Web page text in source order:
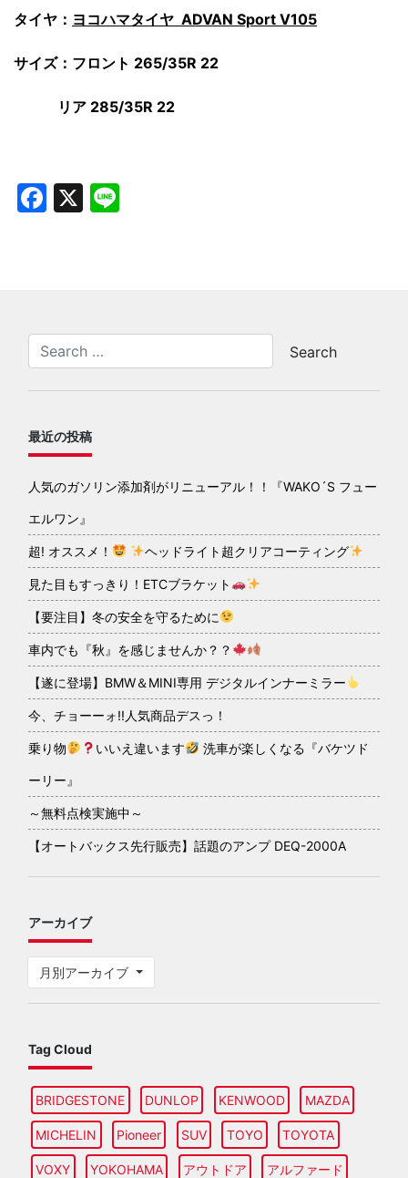
タイヤ： ヨコハマタイヤ ADVAN Sport V105
サイズ：フロント 265/35R 22
リア 285/35R 22
Facebook
X
最近の投稿
人気のガソリン添加剤がリニューアル！！『WAKO´S フュー
エルワン』
超! オススメ！ ヘッドライト超クリアコーティング
見た目もすっきり！ETCブラケット
【要注目】冬の安全を守るために
車内でも『秋』を感じませんか？？
【遂に登場】BMW＆MINI専用 デジタルインナーミラー
今、チョーーォ!!人気商品デスっ！
乗り物 いいえ違います 洗車が楽しくなる『バケツド
ーリー』
～無料点検実施中～
【オートバックス先行販売】話題のアンプ DEQ-2000A
アーカイブ
月別アーカイブ
Tag Cloud
BRIDGESTONE DUNLOP KENWOOD MAZDA
MICHELIN Pioneer SUV TOYO TOYOTA
VOXY YOKOHAMA アウトドア アルファード